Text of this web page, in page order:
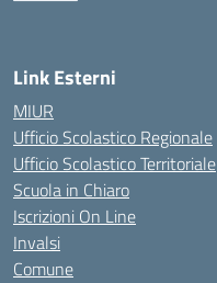
Link Esterni
MIUR
Ufficio Scolastico Regionale
Ufficio Scolastico Territoriale
Scuola in Chiaro
Iscrizioni On Line
Invalsi
Comune